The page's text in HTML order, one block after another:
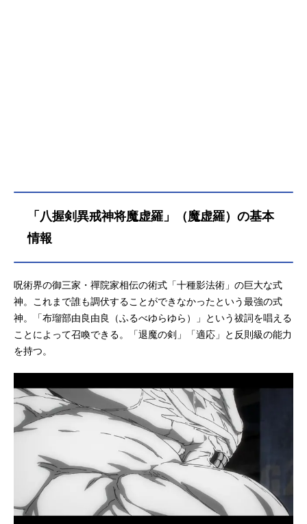
に抑えるために五条単独での渋谷平
る夏油や真人ら呪詛師・呪霊達、そ
釘崎、七海、そして数多くの呪術師
たち。渋谷に集結した呪術師VS.呪詛
師・呪霊のかつてない大規模な呪い
合いがついに始まる―!!作品名呪術廻
戦渋谷事変放送形態TVアニメシリー
ズ呪術廻戦スケジュール2023年8月3
MBS・TBSほか※8/10・17(木)は閑
話(前後編)を放送予定話数全18話キ
ャスト虎杖悠仁：榎木淳弥伏黒恵：
内田雄馬釘崎野薔薇：瀬戸麻沙美五
条悟...
「八握剣異戒神将魔虚羅」（魔虚羅）の基本
情報
呪術界の御三家・禪院家相伝の術式「十種影法術」の巨大な式
神。これまで誰も調伏することができなかったという最強の式
神。「布瑠部由良由良（ふるべゆらゆら）」という祓詞を唱える
ことによって召喚できる。「退魔の剣」「適応」と反則級の能力
を持つ。